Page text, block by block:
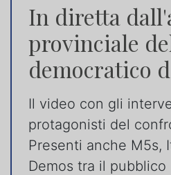
In diretta
provinciale
democratico
Il video con gli
protagonisti del
Presenti anche M5s,
Demos tra il pubblico